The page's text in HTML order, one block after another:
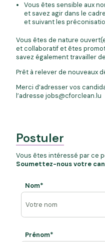
Vous êtes sensible aux
et savez agir dans le
et suivant les
Vous êtes de nature
et collaboratif et êtes
savez également travailler
Prêt à relever de nouveaux
Merci d’adresser vos
l’adresse jobs@cforclean.lu
Postuler
Vous êtes intéressé par ce
Soumettez-nous votre
Nom*
Prénom*